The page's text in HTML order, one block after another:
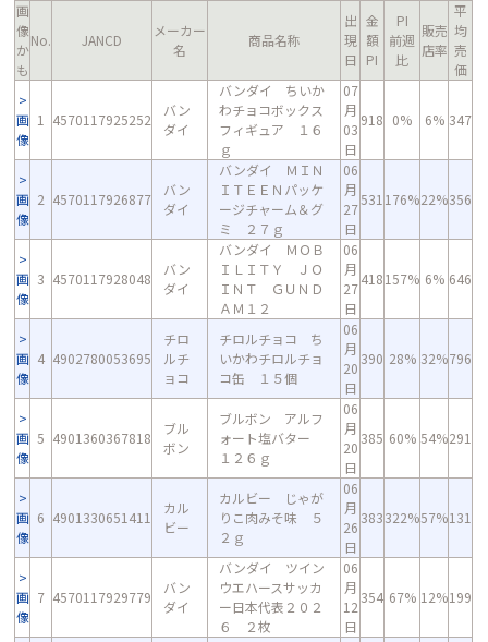
画
像
か
も
No. JANCD
メーカー
名
商品名称
出
現
日
金
額
PI
PI
前週
比
販売
店率
平
均
売
価
画
像
1 4570117925252
バン
ダイ
バンダイ ちいか
わチョコボックス
フィギュア １６
ｇ
07
月
03
日
918 0% 6% 347
画
像
2 4570117926877
バン
ダイ
バンダイ ＭＩＮ
ＩＴＥＥＮパッケ
ージチャーム＆グ
ミ ２７ｇ
06
月
27
日
531 176%22%356
画
像
3 4570117928048
バン
ダイ
バンダイ ＭＯＢ
ＩＬＩＴＹ ＪＯ
ＩＮＴ ＧＵＮＤ
ＡＭ１２
06
月
27
日
418157% 6% 646
画
像
4 4902780053695
チロ
ルチ
ョコ
チロルチョコ ち
いかわチロルチョ
コ缶 １５個
06
月
20
日
390 28% 32%796
画
像
5 4901360367818
ブル
ボン
ブルボン アルフ
ォート塩バター
１２６ｇ
06
月
20
日
385 60% 54%291
画
像
6 4901330651411
カル
ビー
カルビー じゃが
りこ肉みそ味 ５
２ｇ
06
月
26
日
383322%57%131
画
像
7 4570117929779
バン
ダイ
バンダイ ツイン
ウエハースサッカ
ー日本代表２０２
６ ２枚
06
月
12
日
354 67% 12%199